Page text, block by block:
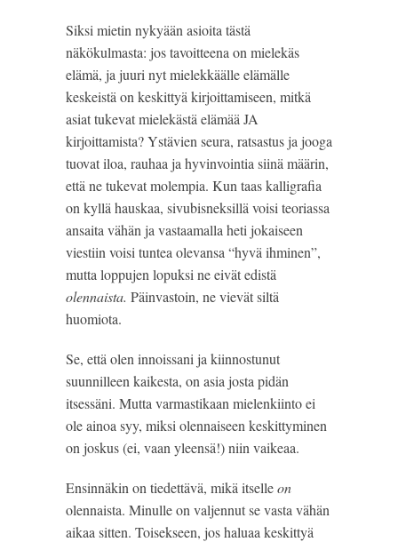
Siksi mietin nykyään asioita tästä
näkökulmasta: jos tavoitteena on mielekäs
elämä, ja juuri nyt mielekkäälle elämälle
keskeistä on keskittyä kirjoittamiseen, mitkä
asiat tukevat mielekästä elämää JA
kirjoittamista? Ystävien seura, ratsastus ja jooga
tuovat iloa, rauhaa ja hyvinvointia siinä määrin,
että ne tukevat molempia. Kun taas kalligrafia
on kyllä hauskaa, sivubisneksillä voisi teoriassa
ansaita vähän ja vastaamalla heti jokaiseen
viestiin voisi tuntea olevansa “hyvä ihminen”,
olennaista. Päinvastoin, ne vievät siltä
huomiota.
Se, että olen innoissani ja kiinnostunut
suunnilleen kaikesta, on asia josta pidän
itsessäni. Mutta varmastikaan mielenkiinto ei
ole ainoa syy, miksi olennaiseen keskittyminen
on joskus (ei, vaan yleensä!) niin vaikeaa.
Ensinnäkin on tiedettävä, mikä itselle on
olennaista. Minulle on valjennut se vasta vähän
aikaa sitten. Toisekseen, jos haluaa keskittyä